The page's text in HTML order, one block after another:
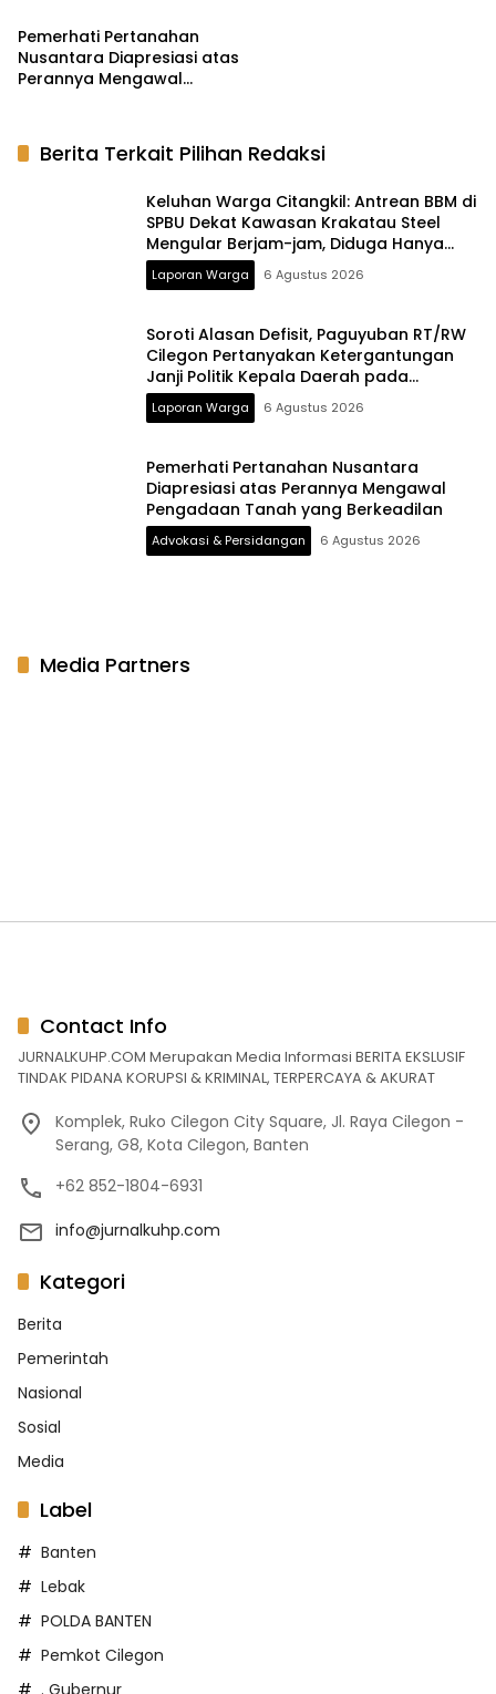
Motor Beroperasi pada
Malam Hari
Pemerhati Pertanahan
Nusantara Diapresiasi atas
Perannya Mengawal
Berita Terkait Pilihan Redaksi
Keluhan Warga Citangkil: Antrean BBM di
SPBU Dekat Kawasan Krakatau Steel
Mengular Berjam-jam, Diduga Hanya
Dua Nozzle Motor Beroperasi pada
Malam Hari
Laporan Warga 6 Agustus 2026
Soroti Alasan Defisit, Paguyuban RT/RW
Cilegon Pertanyakan Ketergantungan
Janji Politik Kepala Daerah pada
Anggaran Pusat
Laporan Warga 6 Agustus 2026
Pemerhati Pertanahan Nusantara
Diapresiasi atas Perannya Mengawal
Pengadaan Tanah yang Berkeadilan
Advokasi & Persidangan 6 Agustus 2026
Media Partners
Contact Info
JURNALKUHP.COM Merupakan Media Informasi BERITA EKSLUSIF
TINDAK PIDANA KORUPSI & KRIMINAL, TERPERCAYA & AKURAT
Komplek, Ruko Cilegon City Square, Jl. Raya Cilegon -
Serang, G8, Kota Cilegon, Banten
+62 852-1804-6931
info@jurnalkuhp.com
Kategori
Berita
Pemerintah
Nasional
Sosial
Media
Label
Banten
Lebak
POLDA BANTEN
Pemkot Cilegon